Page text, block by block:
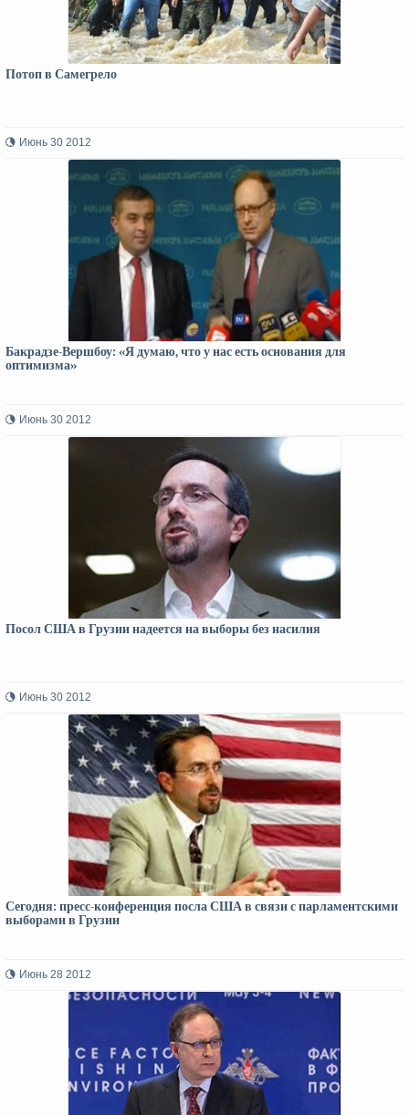
Потоп в Самегрело
Июнь 30 2012
Бакрадзе-Вершбоу: «Я думаю, что у нас есть основания для
оптимизма»
Июнь 30 2012
Посол США в Грузии надеется на выборы без насилия
Июнь 30 2012
Сегодня: пресс-конференция посла США в связи с парламентскими
выборами в Грузии
Июнь 28 2012